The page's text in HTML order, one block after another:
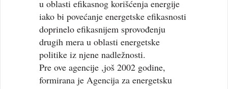
u oblasti efikasnog korišćenja energije
iako bi povećanje energetske efikasnosti
doprinelo efikasnijem sprovođenju
drugih mera u oblasti energetske
politike iz njene nadležnosti.
Pre ove agencije ,još 2002 godine,
formirana je Agencija za energetsku